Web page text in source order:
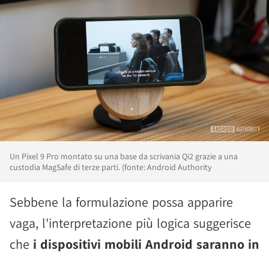
Un Pixel 9 Pro montato su una base da scrivania Qi2 grazie a una
custodia MagSafe di terze parti. (fonte: Android Authority
Sebbene la formulazione possa apparire
vaga, l'interpretazione più logica suggerisce
che i dispositivi mobili Android saranno in